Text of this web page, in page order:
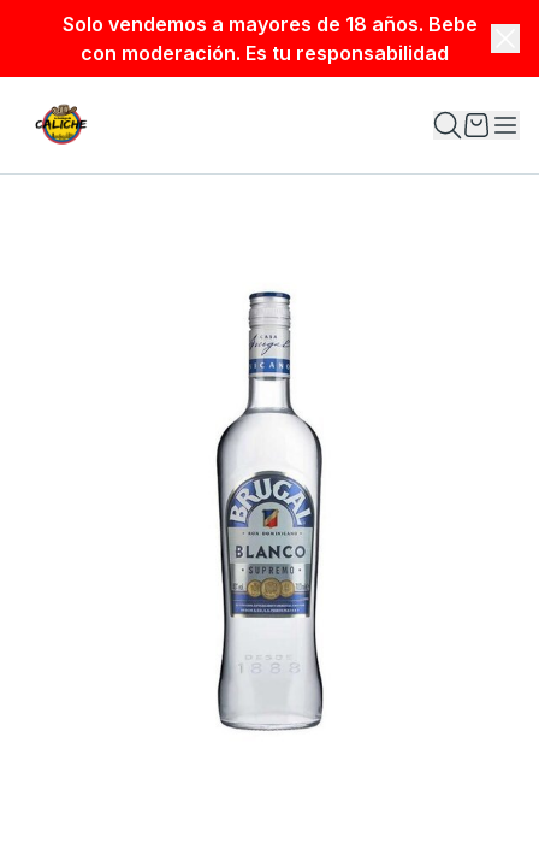
Solo vendemos a mayores de 18 años. Bebe
con moderación. Es tu responsabilidad